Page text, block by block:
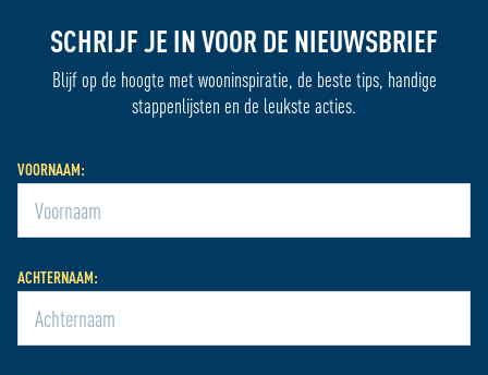
SCHRIJF JE IN VOOR DE NIEUWSBRIEF
Blijf op de hoogte met wooninspiratie, de beste tips, handige
stappenlijsten en de leukste acties.
VOORNAAM:
ACHTERNAAM: